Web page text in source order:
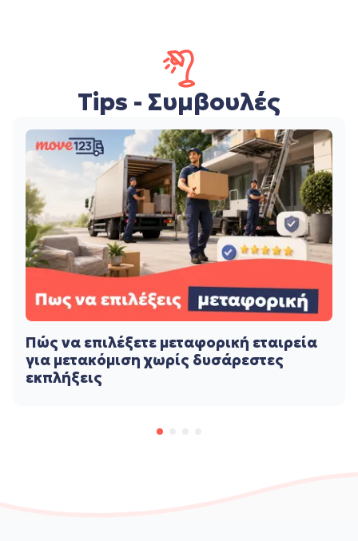
Tips - Συμβουλές
Πώς να επιλέξετε μεταφορική εταιρεία
για μετακόμιση χωρίς δυσάρεστες
εκπλήξεις